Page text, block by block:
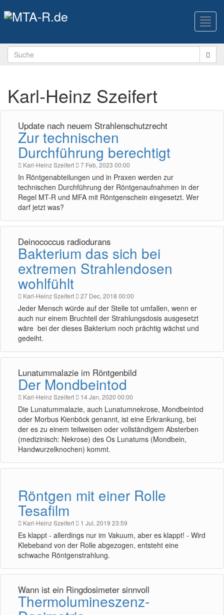
Karl-Heinz Szeifert
Update nach neuem Strahlenschutzrecht
Zur technischen
Durchführung berechtigt
Karl-Heinz Szeifert 7 Feb, 2023 00:00
In Röntgenabteilungen und in Praxen werden zur
technischen Durchführung der Röntgenaufnahmen in der
Regel MT-R und MFA mit Röntgenschein eingesetzt. Wer
darf jetzt was?
Deinococcus radiodurans
Bakterium das sich bei
extremen Strahlendosen
wohlfühlt
Karl-Heinz Szeifert 27 Dec, 2018 00:00
Jeder Mensch würde auf der Stelle tot umfallen, wenn er
auch nur einem Bruchteil der Strahlungsdosis ausgesetzt
wäre bei der dieses Bakterium noch prächtig wächst und
gedeiht.
Lunatummalazie im Röntgenbild
Der Mondbeintod
Karl-Heinz Szeifert 14 Jan, 2020 00:00
Die Lunatummalazie, auch Lunatumnekrose, Mondbeintod
oder Morbus Kienböck genannt, ist eine Erkrankung, bei
der es zu einem teilweisen oder vollständigem Absterben
(medizinisch: Nekrose) des Os Lunatums (Mondbein,
Handwurzelknochen) kommt.
Röntgen mit einer Rolle
Tesafilm
Karl-Heinz Szeifert 1 Jul, 2019 23:59
Es klappt - allerdings nur im Vakuum, aber es klappt! - Wird
Klebeband von der Rolle abgezogen, entsteht eine
schwache Röntgenstrahlung.
Wann ist ein Ringdosimeter sinnvoll
Thermolumineszenz-